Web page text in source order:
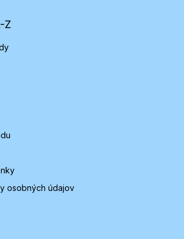
Z
osobných údajov